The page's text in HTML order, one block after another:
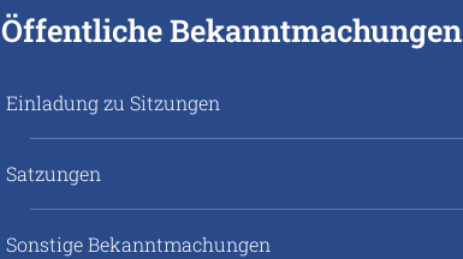
Öffentliche Bekanntmachungen
Einladung zu Sitzungen
Satzungen
Sonstige Bekanntmachungen